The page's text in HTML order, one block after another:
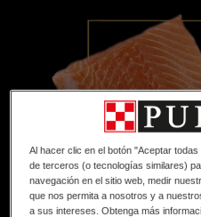
Al hacer clic en el botón "Aceptar
de terceros (o tecnologías similares)
navegación en el sitio web, medir
que nos permita a nosotros y a
a sus intereses. Obtenga más